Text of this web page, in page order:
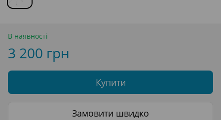
В наявності
3 200 грн
Купити
Замовити швидко